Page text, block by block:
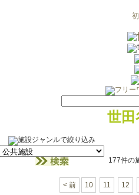
世
177件の
< 前 10 11 12